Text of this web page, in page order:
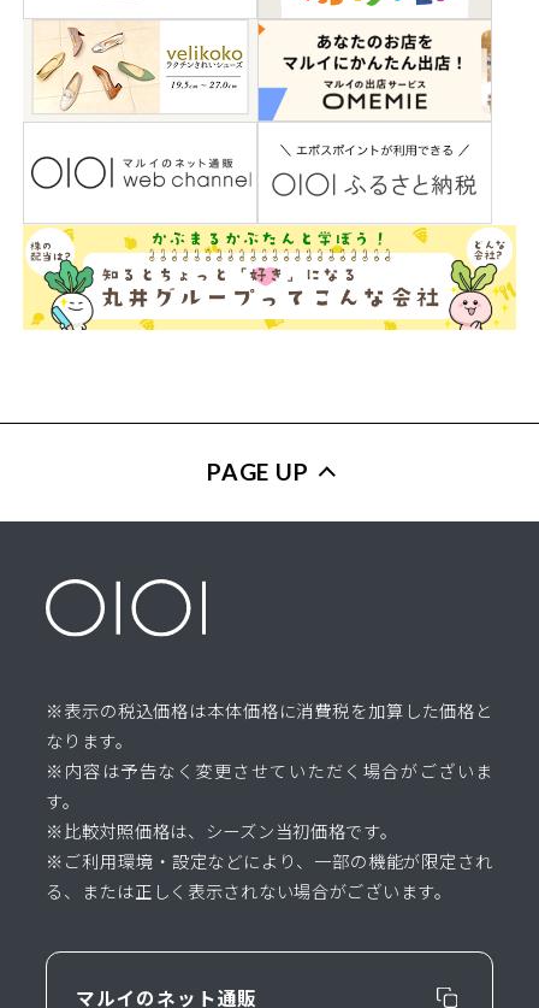
PAGE UP
※表示の税込価格は本体価格に消費税を加算した価格と
なります。
※内容は予告なく変更させていただく場合がございま
す。
※比較対照価格は、シーズン当初価格です。
※ご利用環境・設定などにより、一部の機能が限定され
る、または正しく表示されない場合がございます。
マルイのネット通販